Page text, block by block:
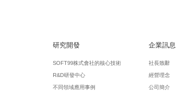
研究開發
SOFT99株式會社的核心技術
R&D研發中心
不同領域應用事例
企業訊息
社長致辭
經營理念
公司簡介